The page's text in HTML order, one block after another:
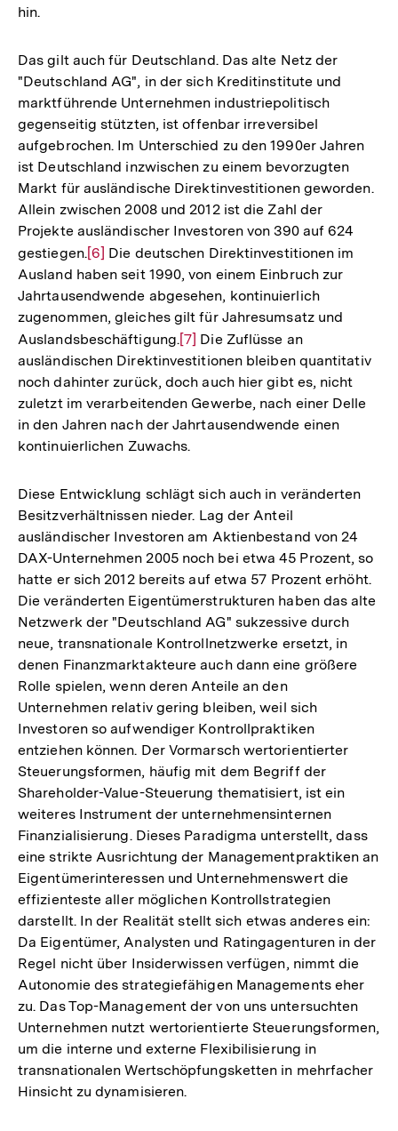
hin.
Das gilt auch für Deutschland. Das alte Netz der
"Deutschland AG", in der sich Kreditinstitute und
marktführende Unternehmen industriepolitisch
gegenseitig stützten, ist offenbar irreversibel
aufgebrochen. Im Unterschied zu den 1990er Jahren
ist Deutschland inzwischen zu einem bevorzugten
Markt für ausländische Direktinvestitionen geworden.
Allein zwischen 2008 und 2012 ist die Zahl der
Projekte ausländischer Investoren von 390 auf 624
gestiegen.Zur
Auflösung
der
Fußnote
[6] Die deutschen Direktinvestitionen im
Ausland haben seit 1990, von einem Einbruch zur
Jahrtausendwende abgesehen, kontinuierlich
zugenommen, gleiches gilt für Jahresumsatz und
Auslandsbeschäftigung.Zur
Auflösung
der
Fußnote
[7] Die Zuflüsse an
ausländischen Direktinvestitionen bleiben quantitativ
noch dahinter zurück, doch auch hier gibt es, nicht
zuletzt im verarbeitenden Gewerbe, nach einer Delle
in den Jahren nach der Jahrtausendwende einen
kontinuierlichen Zuwachs.
Diese Entwicklung schlägt sich auch in veränderten
Besitzverhältnissen nieder. Lag der Anteil
ausländischer Investoren am Aktienbestand von 24
DAX-Unternehmen 2005 noch bei etwa 45 Prozent, so
hatte er sich 2012 bereits auf etwa 57 Prozent erhöht.
Die veränderten Eigentümerstrukturen haben das alte
Netzwerk der "Deutschland AG" sukzessive durch
neue, transnationale Kontrollnetzwerke ersetzt, in
denen Finanzmarktakteure auch dann eine größere
Rolle spielen, wenn deren Anteile an den
Unternehmen relativ gering bleiben, weil sich
Investoren so aufwendiger Kontrollpraktiken
entziehen können. Der Vormarsch wertorientierter
Steuerungsformen, häufig mit dem Begriff der
Shareholder-Value-Steuerung thematisiert, ist ein
weiteres Instrument der unternehmensinternen
Finanzialisierung. Dieses Paradigma unterstellt, dass
eine strikte Ausrichtung der Managementpraktiken an
Eigentümerinteressen und Unternehmenswert die
effizienteste aller möglichen Kontrollstrategien
darstellt. In der Realität stellt sich etwas anderes ein:
Da Eigentümer, Analysten und Ratingagenturen in der
Regel nicht über Insiderwissen verfügen, nimmt die
Autonomie des strategiefähigen Managements eher
zu. Das Top-Management der von uns untersuchten
Unternehmen nutzt wertorientierte Steuerungsformen,
um die interne und externe Flexibilisierung in
transnationalen Wertschöpfungsketten in mehrfacher
Hinsicht zu dynamisieren.